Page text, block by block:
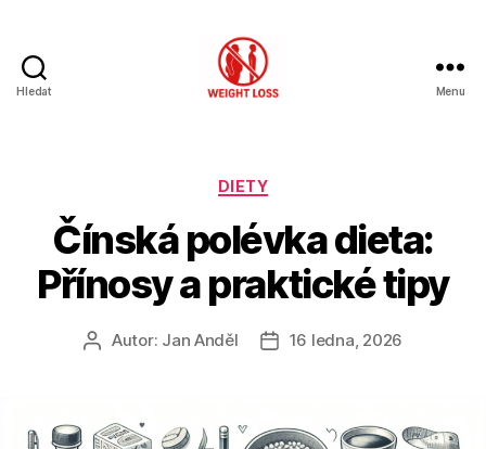
Hledat Menu
Rubriky
DIETY
Čínská polévka dieta:
Přínosy a praktické tipy
AutorAutor: Jan Anděl
Datum
16 ledna, 2026